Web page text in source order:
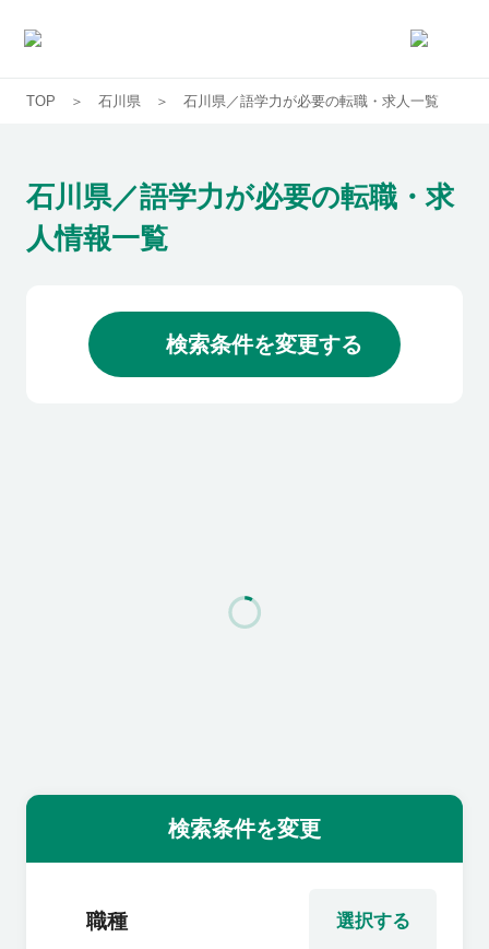
求人一覧
企業一覧
お気に入り求人
よくあるご質問
企業の担当者様
TOP 石川県 石川県／語学力が必要の転職・求人一覧
石川県／語学力が必要の転職・求
人情報一覧
検索条件を変更する
検索条件を変更
選択する
職種